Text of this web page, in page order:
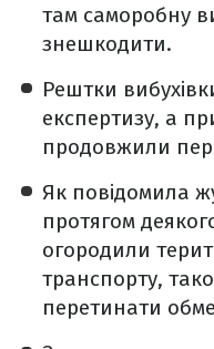
там саморобну
знешкодити.
Рештки
експертизу, а
продовжили
Як повідомила
протягом
огородили
транспорту,
перетинати